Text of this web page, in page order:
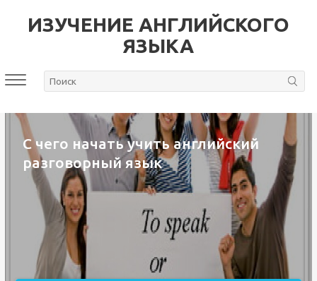
ИЗУЧЕНИЕ АНГЛИЙСКОГО
ЯЗЫКА
С чего начать учить английский
разговорный язык